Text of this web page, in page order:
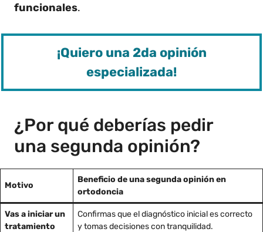
funcionales.
¡Quiero una 2da opinión
especializada!
¿Por qué deberías pedir
una segunda opinión?
Motivo
Beneficio de una segunda opinión en
ortodoncia
Vas a iniciar un
tratamiento
Confirmas que el diagnóstico inicial es correcto
y tomas decisiones con tranquilidad.